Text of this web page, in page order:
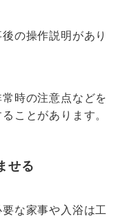
の操作説明があり
時の注意点などを
ことがあります。
せる
な家事や入浴は工